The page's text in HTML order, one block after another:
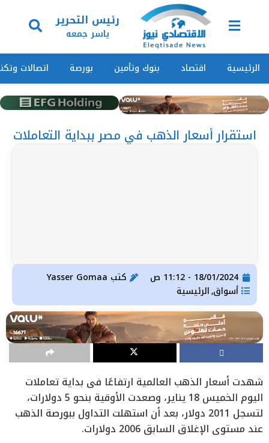
رئيس التحرير
ياسر جمعه
الرئيسية اقتصاد بنوك وتأمين بورصة اتصالات
استقرار أسعار الذهب في مصر ببداية التعاملات
18/01/2024 - 11:12 ص كتب
أسواق, الرئيسية
شهدت أسعار الذهب العالمية ارتفاعًا في بداية تعاملات
اليوم الخميس 18 يناير، وصعدت الأوقية بنحو 5 دولارات،
لتسجل 2011 دولار، بعد أن استهلت التداول ببورصة الذهب
عند مستوى الإغلاق السابق 2006 دولارات.